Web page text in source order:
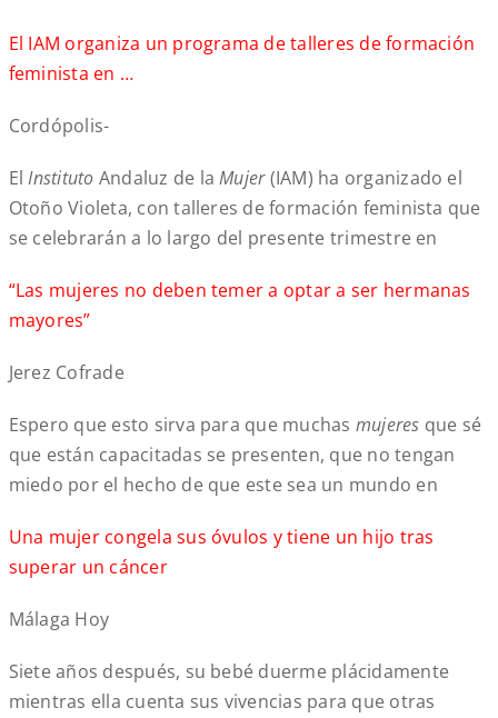
El IAM organiza un programa de talleres de formación
feminista en …
Cordópolis-
ElInstituto Andaluz de laMujer(IAM) ha organizado el
Otoño Violeta, con talleres de formación feminista que
se celebrarán a lo largo del presente trimestre en
“Las mujeres no deben temer a optar a ser hermanas
mayores”
Jerez Cofrade
Espero que esto sirva para que muchas mujeres que sé
que están capacitadas se presenten, que no tengan
miedo por el hecho de que este sea un mundo en
Una mujer congela sus óvulos y tiene un hijo tras
superar un cáncer
Málaga Hoy
Siete años después, su bebé duerme plácidamente
mientras ella cuenta sus vivencias para que otras